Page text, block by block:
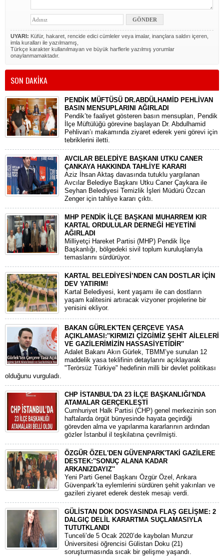
UYARI: Küfür, hakaret, rencide edici cümleler veya imalar, inançlara saldırı içeren,
imla kuralları ile yazılmamış,
Türkçe karakter kullanılmayan ve büyük harflerle yazılmış yorumlar
onaylanmamaktadır.
SON DAKİKA
PENDİK MÜFTÜSÜ DR.ABDÜLHAMİD PEHLİVAN
BASIN MENSUPLARINI AĞIRLADI
​Pendik’te faaliyet gösteren basın mensupları, Pendik
İlçe Müftülüğü görevine başlayan Dr. Abdulhamid
Pehlivan’ı makamında ziyaret ederek yeni görevi için
tebriklerini iletti.
AVCILAR BELEDİYE BAŞKANI UTKU CANER
ÇANKAYA HAKKINDA TAHLİYE KARARI
​Aziz İhsan Aktaş davasında tutuklu yargılanan
Avcılar Belediye Başkanı Utku Caner Çaykara ile
Seyhan Belediyesi Temizlik İşleri Müdürü Özcan
Zenger için tahliye kararı çıktı.
MHP PENDİK İLÇE BAŞKANI MUHARREM KIR
KARTAL ORDULULAR DERNEĞİ HEYETİNİ
AĞIRLADI
​Milliyetçi Hareket Partisi (MHP) Pendik İlçe
Başkanlığı, bölgedeki sivil toplum kuruluşlarıyla
temaslarını sürdürüyor.
KARTAL BELEDİYESİ’NDEN CAN DOSTLAR İÇİN
DEV YATIRIM!
Kartal Belediyesi, kent yaşamı ile can dostların
yaşam kalitesini artıracak vizyoner projelerine bir
yenisini ekliyor.
BAKAN GÜRLEK'TEN ÇERÇEVE YASA
AÇIKLAMASI:''KIRMIZI ÇİZGİMİZ ŞEHİT AİLELERİ
VE GAZİLERİMİZİN HASSASİYETİDİR''
Adalet Bakanı Akın Gürlek, TBMM’ye sunulan 12
maddelik yasa teklifinin detaylarını açıklayarak
"Terörsüz Türkiye" hedefinin milli bir devlet politikası
olduğunu vurguladı.
CHP İSTANBUL'DA 23 İLÇE BAŞKANLIĞI'NDA
ATAMALAR GERÇEKLEŞTİ
​Cumhuriyet Halk Partisi (CHP) genel merkezinin son
haftalarda örgüt bünyesinde hayata geçirdiği
görevden alma ve yapılanma kararlarının ardından
gözler İstanbul il teşkilatına çevrilmişti.
ÖZGÜR ÖZEL'DEN GÜVENPARK'TAKİ GAZİLERE
DESTEK:''SONUÇ ALANA KADAR
ARKANIZDAYIZ''
​Yeni Parti Genel Başkanı Özgür Özel, Ankara
Güvenpark’ta eylemlerini sürdüren şehit yakınları ve
gazileri ziyaret ederek destek mesajı verdi.
GÜLİSTAN DOK DOSYASINDA FLAŞ GELİŞME: 2
DALGIÇ DELİL KARARTMA SUÇLAMASIYLA
TUTUTKLANDI
​Tunceli’de 5 Ocak 2020’de kaybolan Munzur
Üniversitesi öğrencisi Gülistan Doku (21)
soruşturmasında sıcak bir gelişme yaşandı.